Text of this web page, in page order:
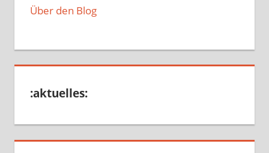
Über den Blog
:aktuelles: